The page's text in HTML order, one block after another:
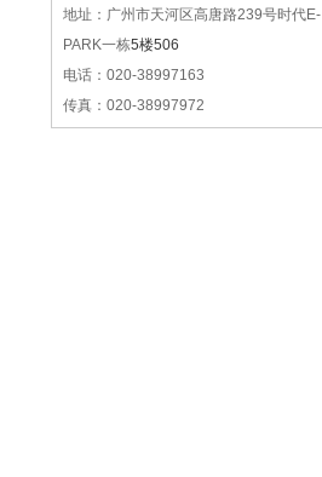
地址：广州市天河区高唐路239号时代E-
PARK一栋5楼506
电话：020-38997163
传真：020-38997972